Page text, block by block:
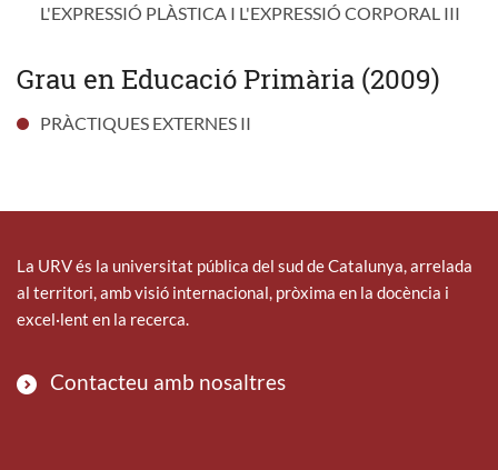
L'EXPRESSIÓ PLÀSTICA I L'EXPRESSIÓ CORPORAL III
Grau en Educació Primària (2009)
PRÀCTIQUES EXTERNES II
La URV és la universitat pública del sud de Catalunya, arrelada
al territori, amb visió internacional, pròxima en la docència i
excel·lent en la recerca.
Contacteu amb nosaltres